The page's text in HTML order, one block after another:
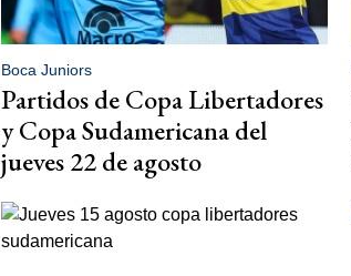
Boca Juniors
Partidos de Copa Libertadores
y Copa Sudamericana del
jueves 22 de agosto